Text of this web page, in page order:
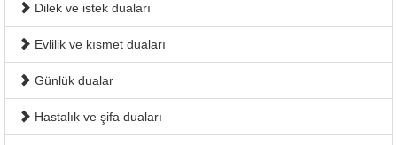
Dilek ve istek duaları
Evlilik ve kısmet duaları
Günlük dualar
Hastalık ve şifa duaları